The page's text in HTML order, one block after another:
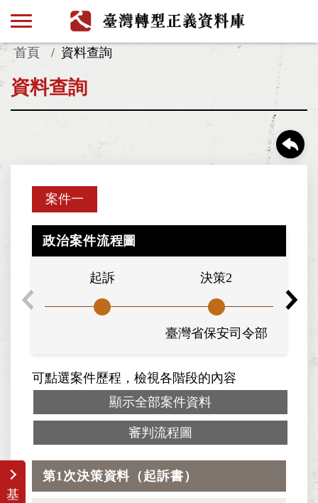
首頁 資料查詢
資料查詢
案件一
政治案件流程圖
起訴 決策2
臺灣省保安司令部
可點選案件歷程，檢視各階段的內容
顯示全部案件資料
審判流程圖
基
第1次決策資料（起訴書）